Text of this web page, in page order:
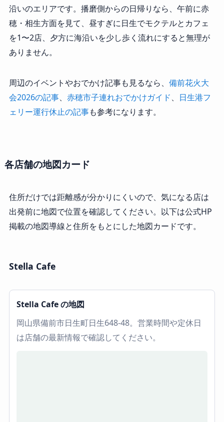
沿いのエリアです。播磨側からの日帰りなら、午前に赤
穂・相生方面を見て、昼すぎに日生でモクテルとカフェ
を1〜2店、夕方に海沿いを少し歩く流れにすると無理が
ありません。
周辺のイベントやおでかけ記事も見るなら、 備前花火大
会2026の記事、 赤穂市子連れおでかけガイド、 日生港フ
ェリー運行休止の記事も参考になります。
各店舗の地図カード
住所だけでは距離感が分かりにくいので、気になる店は
出発前に地図で位置を確認してください。以下は公式HP
掲載の地図導線と住所をもとにした地図カードです。
Stella Cafe
Stella Cafe の地図
岡山県備前市日生町日生648-48。営業時間や定休日
は店舗の最新情報で確認してください。